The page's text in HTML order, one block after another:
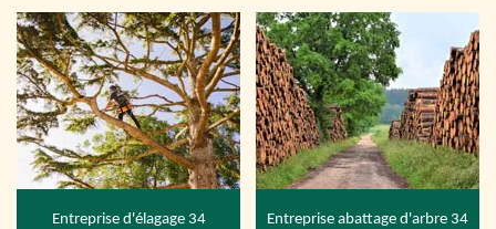
Entreprise d'élagage 34 Entreprise abattage d'arbre 34